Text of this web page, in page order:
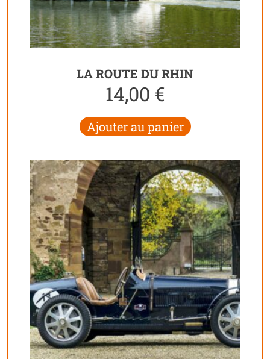
LA ROUTE DU RHIN
14,00 €
Ajouter au panier